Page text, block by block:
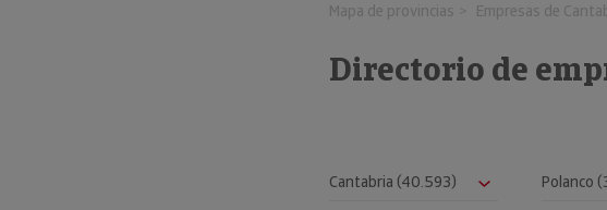
Mapa de provincias Empresas de
Directorio de